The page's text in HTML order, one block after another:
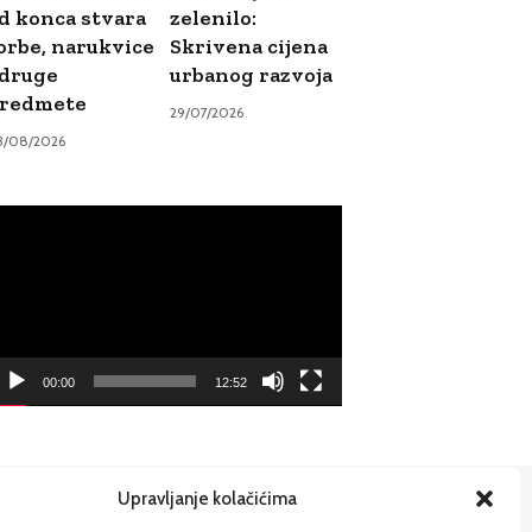
Upravljanje kolačićima
konca stvara
narukvice
08/2026
zelenilo:
Skrivena cijena
urbanog razvoja
29/07/2026
00:00 12:52